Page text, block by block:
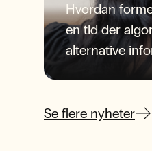
Hvordan
en tid der
alternative
om
Se flere nyheter